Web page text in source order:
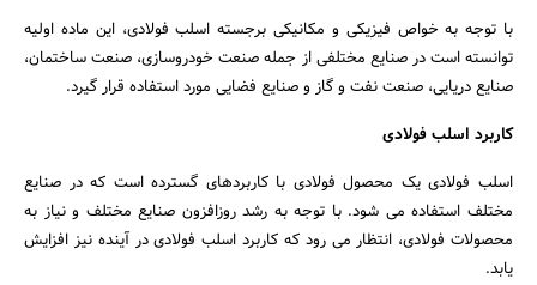
جستجو
با توجه به خواص فیزیکی و مکانیکی برجسته اسلب فولادی، این ماده اولیه
توانسته است در صنایع مختلفی از جمله صنعت خودروسازی، صنعت ساختمان،
صنایع دریایی، صنعت نفت و گاز و صنایع فضایی مورد استفاده قرار گیرد.
کاربرد اسلب فولادی
اسلب فولادی یک محصول فولادی با کاربردهای گسترده است که در صنایع
مختلف استفاده می شود. با توجه به رشد روزافزون صنایع مختلف و نیاز به
محصولات فولادی، انتظار می رود که کاربرد اسلب فولادی در آینده نیز افزایش
یابد.